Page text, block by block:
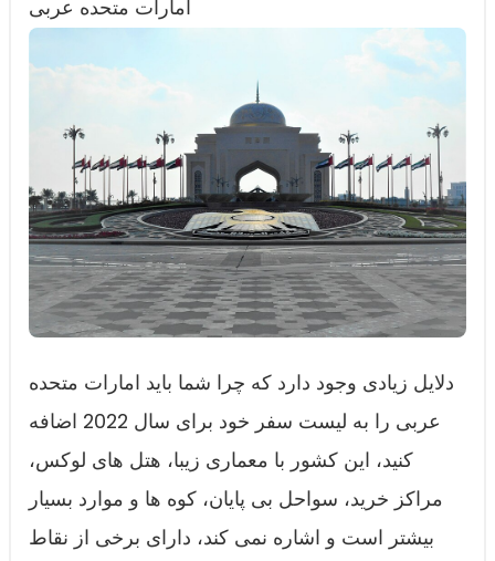
امارات متحده عربی
دلایل زیادی وجود دارد که چرا شما باید امارات متحده
عربی را به لیست سفر خود برای سال 2022 اضافه
کنید، این کشور با معماری زیبا، هتل های لوکس،
مراکز خرید، سواحل بی پایان، کوه ها و موارد بسیار
بیشتر است و اشاره نمی کند، دارای برخی از نقاط